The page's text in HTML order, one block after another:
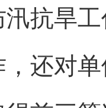
汛抗旱
还对